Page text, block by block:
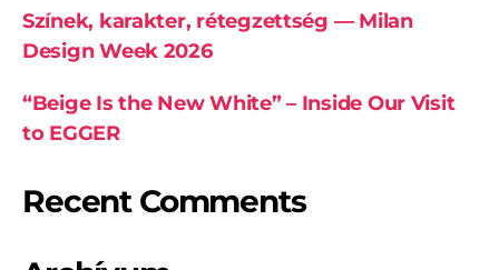
Színek, karakter, rétegzettség — Milan
Design Week 2026
“Beige Is the New White” – Inside Our Visit
to EGGER
Recent Comments